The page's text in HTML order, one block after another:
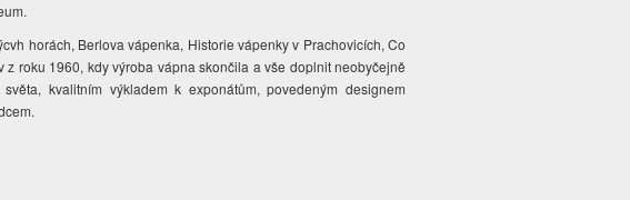
horách, Berlova vápenka, Historie vápenky v Prachovicích, Co
roku 1960, kdy výroba vápna skončila a vše doplnit neobyčejně
kvalitním výkladem k exponátům, povedeným designem